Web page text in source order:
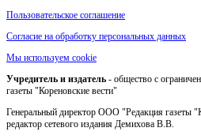
Пользовательское соглашение
Согласие на обработку персональных данных
Мы используем cookie
Учредитель и издатель - общество с
газеты "Кореновские вести"
Генеральный директор ООО "Редакция газеты
редактор сетевого издания Демихова В.В.